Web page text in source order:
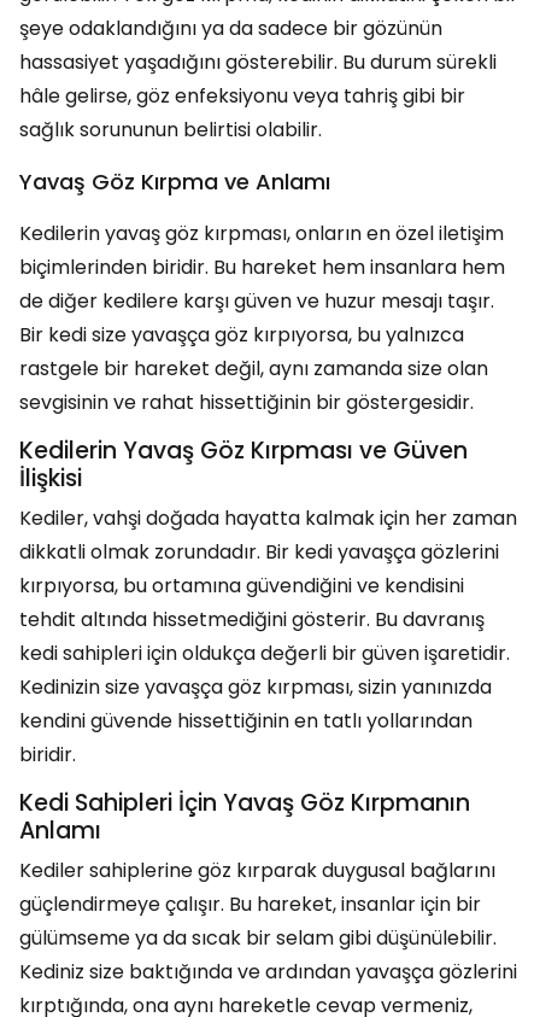
şeye odaklandığını ya da sadece bir gözünün
hassasiyet yaşadığını gösterebilir. Bu durum sürekli
hâle gelirse, göz enfeksiyonu veya tahriş gibi bir
sağlık sorununun belirtisi olabilir.
Yavaş Göz Kırpma ve Anlamı
Kedilerin yavaş göz kırpması, onların en özel iletişim
biçimlerinden biridir. Bu hareket hem insanlara hem
de diğer kedilere karşı güven ve huzur mesajı taşır.
Bir kedi size yavaşça göz kırpıyorsa, bu yalnızca
rastgele bir hareket değil, aynı zamanda size olan
sevgisinin ve rahat hissettiğinin bir göstergesidir.
Kedilerin Yavaş Göz Kırpması ve Güven
İlişkisi
Kediler, vahşi doğada hayatta kalmak için her zaman
dikkatli olmak zorundadır. Bir kedi yavaşça gözlerini
kırpıyorsa, bu ortamına güvendiğini ve kendisini
tehdit altında hissetmediğini gösterir. Bu davranış
kedi sahipleri için oldukça değerli bir güven işaretidir.
Kedinizin size yavaşça göz kırpması, sizin yanınızda
kendini güvende hissettiğinin en tatlı yollarından
biridir.
Kedi Sahipleri İçin Yavaş Göz Kırpmanın
Anlamı
Kediler sahiplerine göz kırparak duygusal bağlarını
güçlendirmeye çalışır. Bu hareket, insanlar için bir
gülümseme ya da sıcak bir selam gibi düşünülebilir.
Kediniz size baktığında ve ardından yavaşça gözlerini
kırptığında, ona aynı hareketle cevap vermeniz,